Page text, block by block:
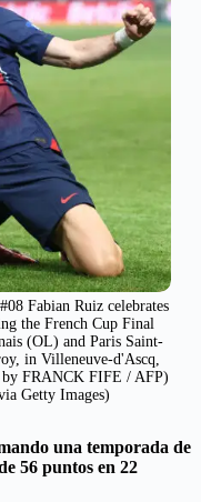
Fabian Ruiz celebrates
the French Cup Final
(OL) and Paris Saint-
in Villeneuve-d'Ascq,
by FRANCK FIFE / AFP)
Getty Images)
una temporada de
56 puntos en 22